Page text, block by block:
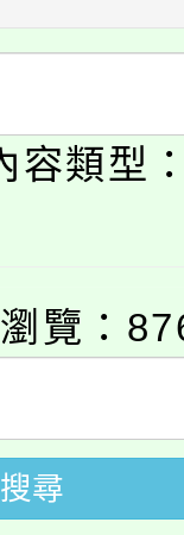
選結果(
年度第
選結果(
學推廣
分析基
加。
入校路
序及
育課程
年度第
選結果(
知識
度學生
容類型
覽：
搜尋